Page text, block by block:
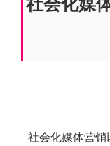
社会化媒体营销